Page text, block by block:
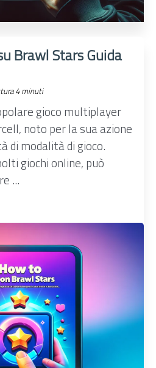
Brawl Stars Guida
4 minuti
gioco multiplayer
noto per la sua azione
di modalità di gioco.
giochi online, può
...